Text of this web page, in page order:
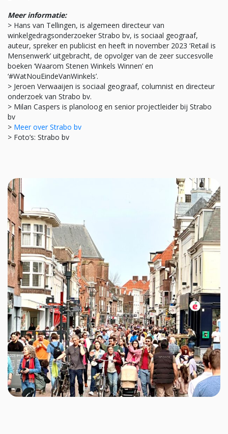
Meer informatie:
> Hans van Tellingen, is algemeen directeur van
winkelgedragsonderzoeker Strabo bv, is sociaal geograaf,
auteur, spreker en publicist en heeft in november 2023 ‘Retail is
Mensenwerk’ uitgebracht, de opvolger van de zeer succesvolle
boeken ‘Waarom Stenen Winkels Winnen’ en
‘#WatNouEindeVanWinkels’.
> Jeroen Verwaaijen is sociaal geograaf, columnist en directeur
onderzoek van Strabo bv.
> Milan Caspers is planoloog en senior projectleider bij Strabo
bv
> Meer over Strabo bv
> Foto’s: Strabo bv